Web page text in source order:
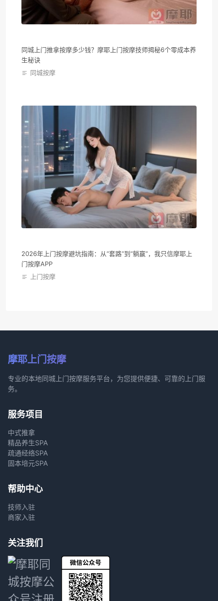
同城上门推拿按摩多少钱？摩耶上门按摩技师揭秘6个零成本养
生秘诀
同城按摩
2026年上门按摩避坑指南：从“套路”到“躺赢”，我只信摩耶上
门按摩APP
上门按摩
摩耶上门按摩
专业的本地同城上门按摩服务平台，为您提供便捷、可靠的上门服
务。
服务项目
中式推拿
精品养生SPA
疏通经络SPA
固本培元SPA
帮助中心
技师入驻
商家入驻
关注我们